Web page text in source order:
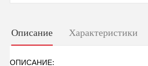
Описание Характеристики
ОПИСАНИЕ: